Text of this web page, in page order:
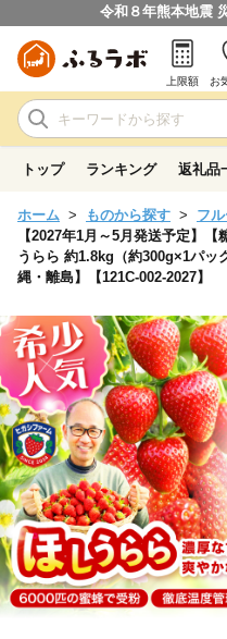
令和８年熊本地震
上限額 お
トップ ランキング 返礼品
ホーム ものから探す フ
【2027年1月～5月発送予定】
うらら 約1.8kg（約300g×1パッ
縄・離島】【121C-002-2027】